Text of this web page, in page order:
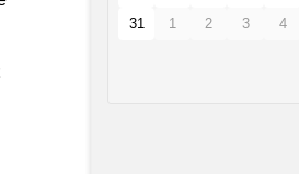
31
1 2 3 4